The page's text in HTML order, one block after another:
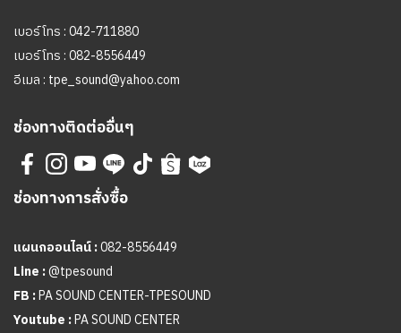
เบอร์โทร :042-711880
เบอร์โทร :082-8556449
อีเมล : tpe_sound@yahoo.com
ช่องทางติดต่ออื่นๆ
ช่องทางการสั่งซื้อ
แผนกออนไลน์ :082-8556449
Line :@tpesound
FB :PA SOUND CENTER-TPESOUND
Youtube :PA SOUND CENTER